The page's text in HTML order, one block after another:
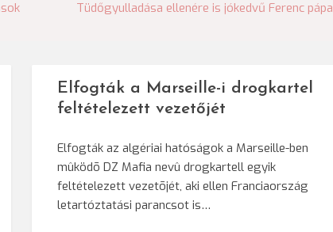
Tüdőgyulladása ellenére is jókedvű Ferenc pápa
Elfogták a Marseille-i drogkartel
feltételezett vezetőjét
Elfogták az algériai hatóságok a Marseille-ben
mûködõ DZ Mafia nevû drogkartell egyik
feltételezett vezetõjét, aki ellen Franciaország
letartóztatási parancsot is…